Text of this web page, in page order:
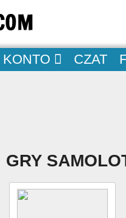
KONTO CZAT
GRY